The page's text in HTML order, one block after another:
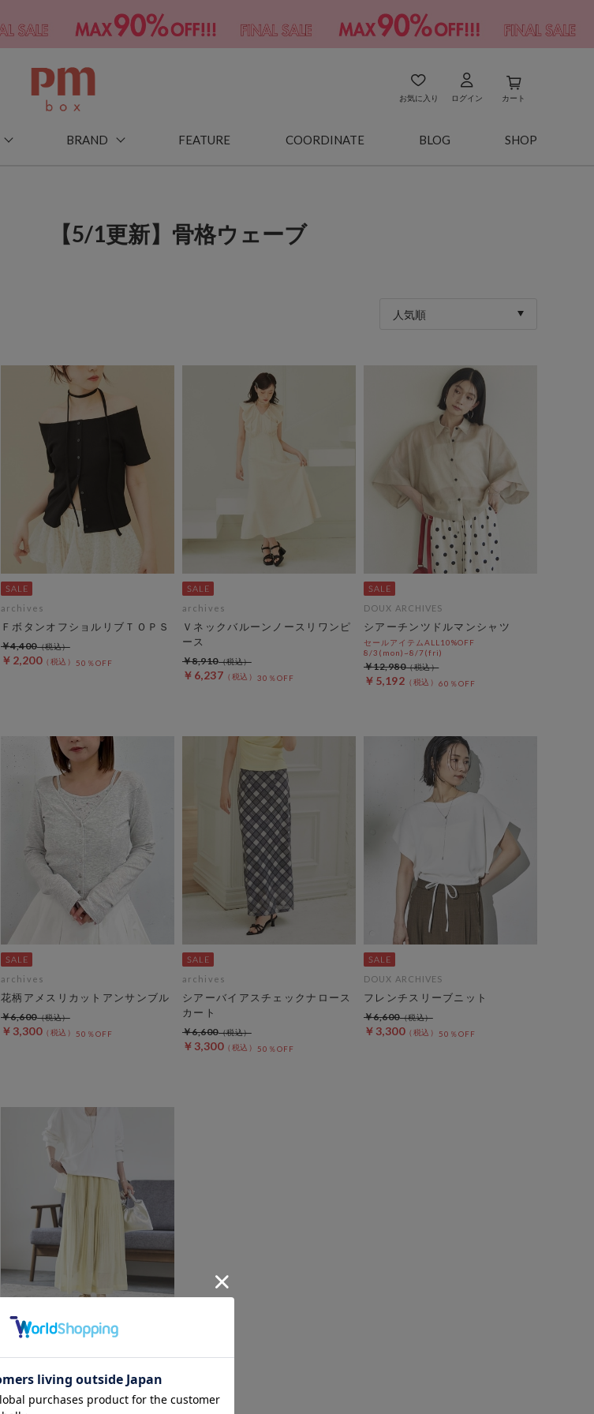
お気に入り ログイン カート
BRAND FEATURE COORDINATE BLOG SHOP
【5/1更新】骨格ウェーブ
人気順
archives
ＦボタンオフショルリブＴＯＰＳ
￥2,200 50％OFF
￥4,400
archives
Ｖネックバルーンノースリワンピ
ース
￥6,237 30％OFF
￥8,910
DOUX ARCHIVES
シアーチンツドルマンシャツ
セールアイテムALL10%OFF
8/3(mon)~8/7(fri)
￥5,192 60％OFF
￥12,980
archives
花柄アメスリカットアンサンブル
￥3,300 50％OFF
￥6,600
archives
シアーバイアスチェックナロース
カート
￥3,300 50％OFF
￥6,600
DOUX ARCHIVES
フレンチスリーブニット
￥3,300 50％OFF
￥6,600
セールアイテムALL10%OFF
8/3(mon)~8/7(fri)
￥12,980